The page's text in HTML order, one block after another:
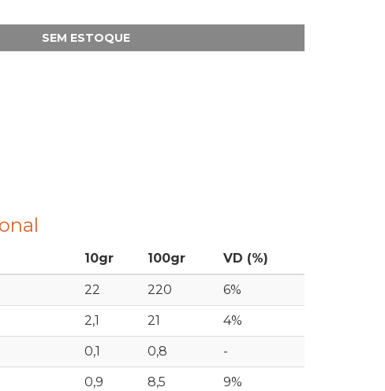
SEM ESTOQUE
10gr 100gr VD (%)
22 220 6%
2,1 21 4%
0,1 0,8 -
0,9 8,5 9%